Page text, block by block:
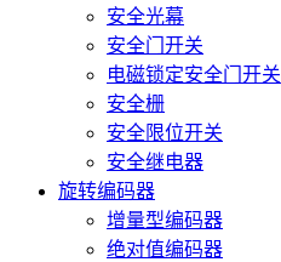
安全光幕
安全门开关
电磁锁定安全门开关
安全栅
安全限位开关
安全继电器
旋转编码器
增量型编码器
绝对值编码器